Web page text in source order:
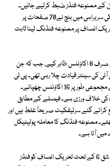
کے ممنوعہ فنڈز ضبط کرلیے جائیں۔
چیف الیکشن کمشنر سکندر سلطان راجہ کی سربراہی میں بنچ نے70 صفحات پر
انصاف پر ممنوعہ فنڈنگ لینا ثابت
الیکشن کمیشن نے قرار دیا کہ پی ٹی آئی نے صرف 8 اکاؤنٹس ظاہر کیے، جب کہ جن
کی سینئر قیادت چلا رہی تھی۔ پی ٹی
آئی نے اپنی قیادت کے زیرانتظام چلنے والے مجموعی طور پر 16 اکاؤنٹس چھپائے۔
ظاہر نہ کرنا آئین کے آرٹیکل 17(3) کی خلاف ورزی ہے۔ فیصلے کے مطابق
جمع کرائے گئے سرٹیفکیٹ صریحاً غلط ہیں اور
ممنوعہ فنڈنگ کا معاملہ پولیٹیکل
الیکشن کمیشن نے پولیٹیکل پارٹیز رولز کی شق 6 کے تحت تحریک انصاف کو فنڈز